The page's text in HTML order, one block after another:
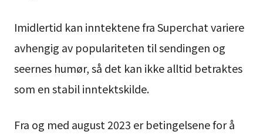
Imidlertid kan inntektene fra Superchat variere
avhengig av populariteten til sendingen og
seernes humør, så det kan ikke alltid betraktes
som en stabil inntektskilde.
Fra og med august 2023 er betingelsene for å